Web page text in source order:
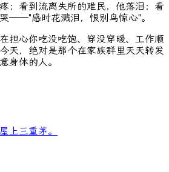
；看到流离失所的难民，他落泪；看
——"感时花溅泪，恨别鸟惊心"。
担心你吃没吃饱、穿没穿暖、工作顺
天，绝对是那个在家族群里天天转发
身体的人。
上三重茅。